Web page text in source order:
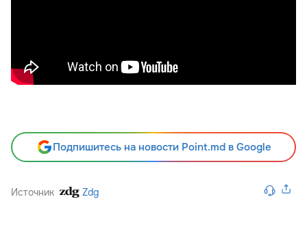
Подпишитесь на новости Point.md в Google
Источник Zdg